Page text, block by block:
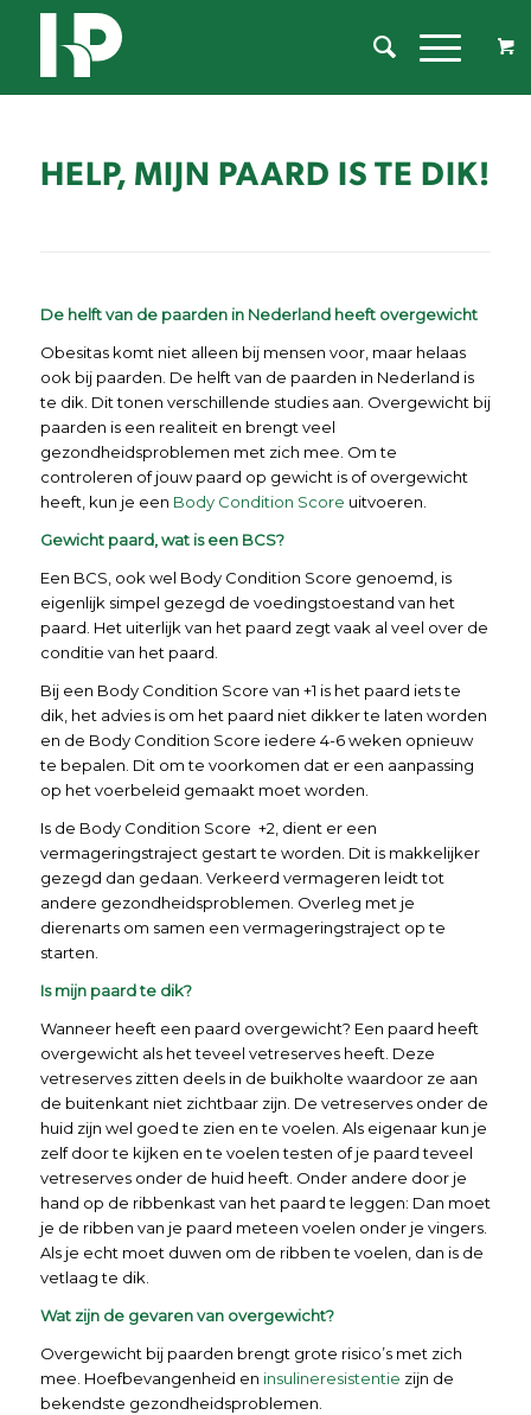
HELP, MIJN PAARD IS TE DIK!
De helft van de paarden in Nederland heeft overgewicht
Obesitas komt niet alleen bij mensen voor, maar helaas
ook bij paarden. De helft van de paarden in Nederland is
te dik. Dit tonen verschillende studies aan. Overgewicht bij
paarden is een realiteit en brengt veel
gezondheidsproblemen met zich mee. Om te
controleren of jouw paard op gewicht is of overgewicht
heeft, kun je een Body Condition Score uitvoeren.
Gewicht paard, wat is een BCS?
Een BCS, ook wel Body Condition Score genoemd, is
eigenlijk simpel gezegd de voedingstoestand van het
paard. Het uiterlijk van het paard zegt vaak al veel over de
conditie van het paard.
Bij een Body Condition Score van +1 is het paard iets te
dik, het advies is om het paard niet dikker te laten worden
en de Body Condition Score iedere 4-6 weken opnieuw
te bepalen. Dit om te voorkomen dat er een aanpassing
op het voerbeleid gemaakt moet worden.
Is de Body Condition Score +2, dient er een
vermageringstraject gestart te worden. Dit is makkelijker
gezegd dan gedaan. Verkeerd vermageren leidt tot
andere gezondheidsproblemen. Overleg met je
dierenarts om samen een vermageringstraject op te
starten.
Is mijn paard te dik?
Wanneer heeft een paard overgewicht? Een paard heeft
overgewicht als het teveel vetreserves heeft. Deze
vetreserves zitten deels in de buikholte waardoor ze aan
de buitenkant niet zichtbaar zijn. De vetreserves onder de
huid zijn wel goed te zien en te voelen. Als eigenaar kun je
zelf door te kijken en te voelen testen of je paard teveel
vetreserves onder de huid heeft. Onder andere door je
hand op de ribbenkast van het paard te leggen: Dan moet
je de ribben van je paard meteen voelen onder je vingers.
Als je echt moet duwen om de ribben te voelen, dan is de
vetlaag te dik.
Wat zijn de gevaren van overgewicht?
Overgewicht bij paarden brengt grote risico’s met zich
mee. Hoefbevangenheid en insulineresistentie zijn de
bekendste gezondheidsproblemen.